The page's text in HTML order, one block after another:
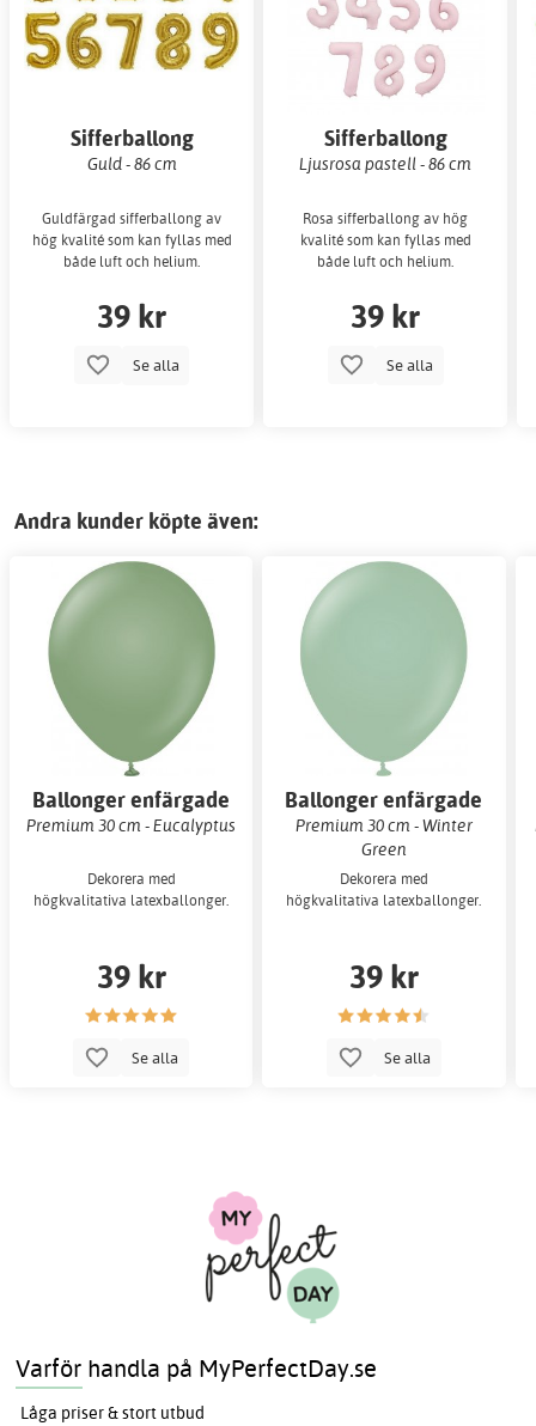
Sifferballong
Guld - 86 cm
Guldfärgad sifferballong av
hög kvalité som kan fyllas med
både luft och helium.
39 kr
Se alla
Sifferballong
Ljusrosa pastell - 86 cm
Rosa sifferballong av hög
kvalité som kan fyllas med
både luft och helium.
39 kr
Se alla
Andra kunder köpte även:
Ballonger enfärgade
Premium 30 cm - Eucalyptus
Dekorera med
högkvalitativa latexballonger.
39 kr
Se alla
Ballonger enfärgade
Premium 30 cm - Winter
Green
Dekorera med
högkvalitativa latexballonger.
39 kr
Se alla
Varför handla på MyPerfectDay.se
Låga priser & stort utbud